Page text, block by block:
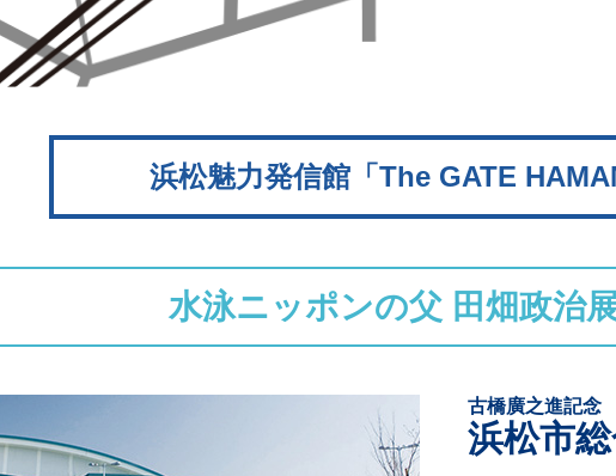
浜松魅力発信館 「The GATE
水泳ニッポンの父 田畑政治
古橋廣之進記念
浜松市